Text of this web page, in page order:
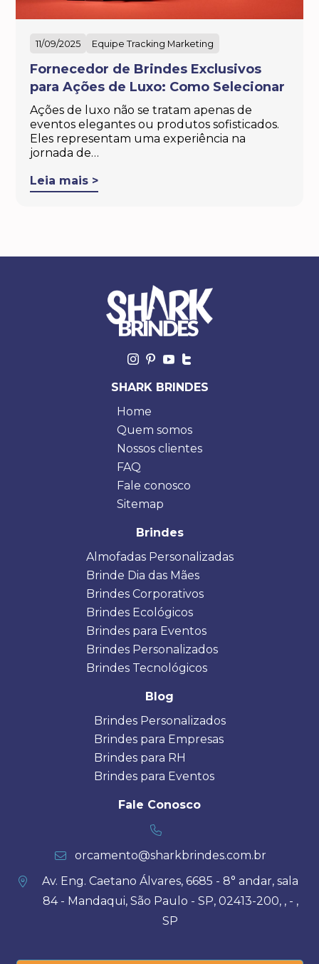
11/09/2025 Equipe Tracking Marketing
Fornecedor de Brindes Exclusivos
para Ações de Luxo: Como Selecionar
Ações de luxo não se tratam apenas de
eventos elegantes ou produtos sofisticados.
Eles representam uma experiência na
jornada de…
Leia mais >
SHARK BRINDES
Home
Quem somos
Nossos clientes
FAQ
Fale conosco
Sitemap
Brindes
Almofadas Personalizadas
Brinde Dia das Mães
Brindes Corporativos
Brindes Ecológicos
Brindes para Eventos
Brindes Personalizados
Brindes Tecnológicos
Blog
Brindes Personalizados
Brindes para Empresas
Brindes para RH
Brindes para Eventos
Fale Conosco
orcamento@sharkbrindes.com.br
Av. Eng. Caetano Álvares, 6685 - 8° andar, sala
84 - Mandaqui, São Paulo - SP, 02413-200, , - ,
SP